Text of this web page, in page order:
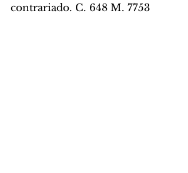
contrariado. C. 648 M. 7753